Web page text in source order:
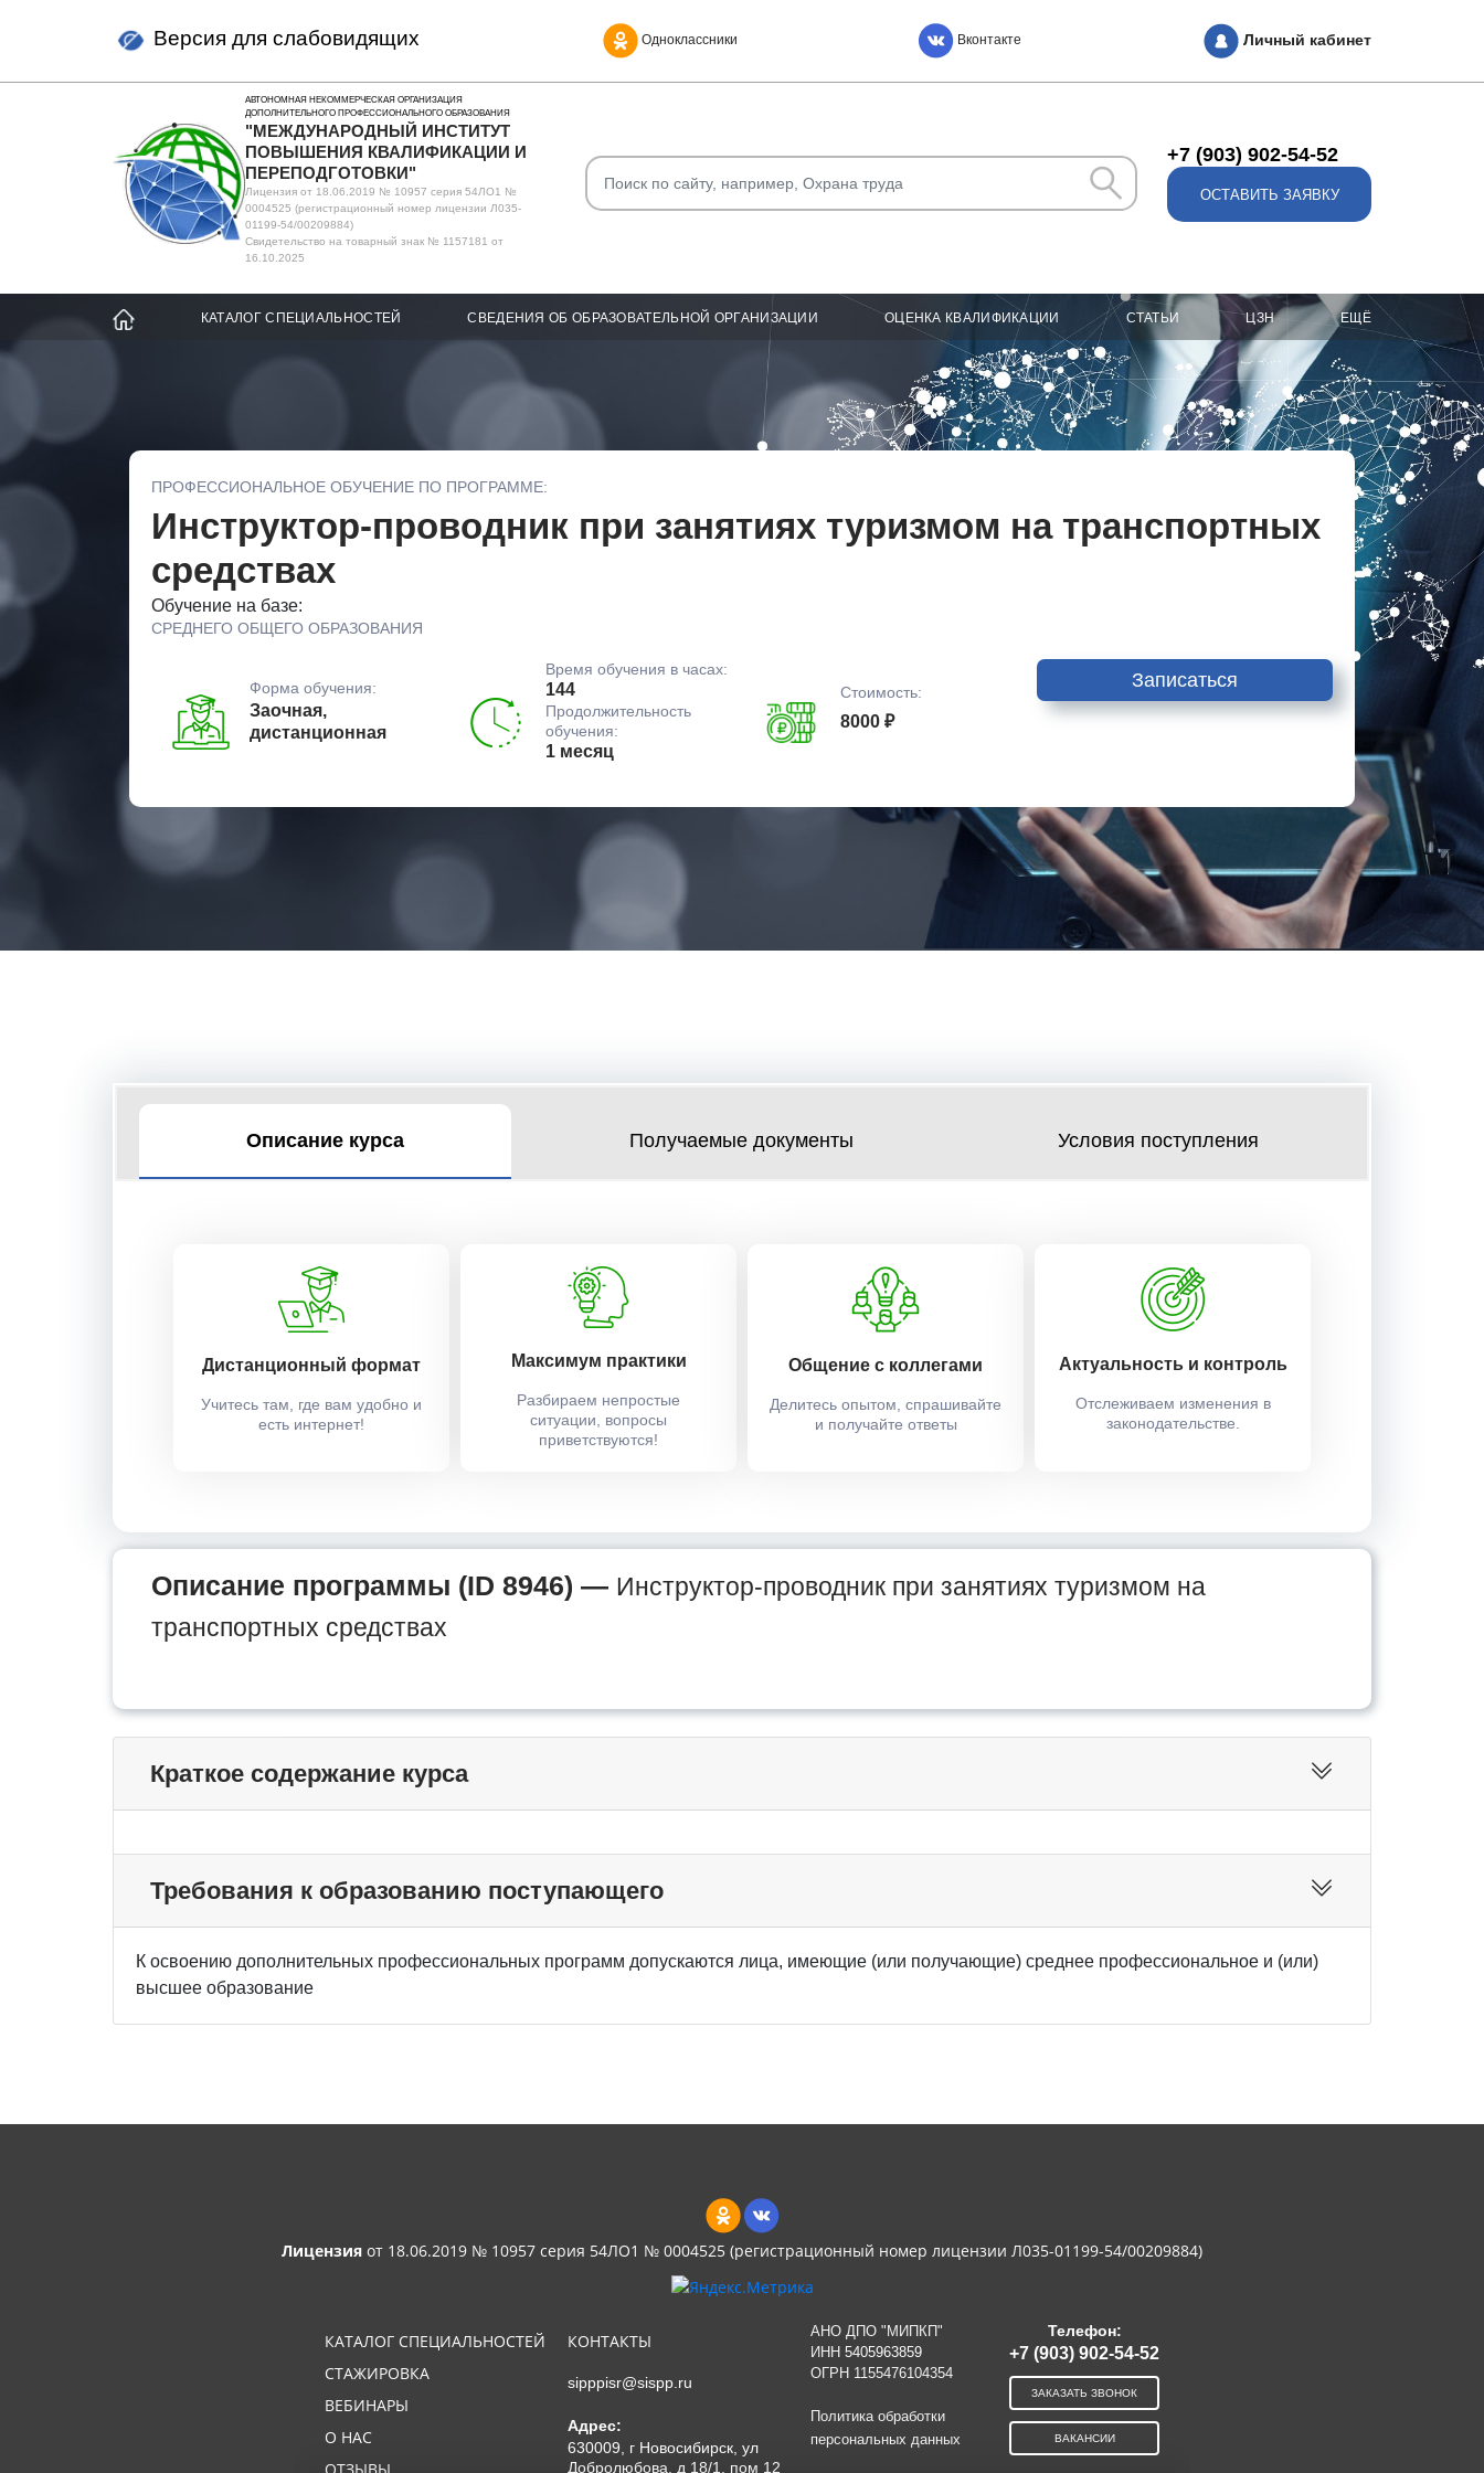
Версия для слабовидящих Одноклассники Вконтакте Личный кабинет
АВТОНОМНАЯ НЕКОММЕРЧЕСКАЯ ОРГАНИЗАЦИЯ
ДОПОЛНИТЕЛЬНОГО ПРОФЕССИОНАЛЬНОГО ОБРАЗОВАНИЯ
"МЕЖДУНАРОДНЫЙ ИНСТИТУТ
ПОВЫШЕНИЯ КВАЛИФИКАЦИИ И
ПЕРЕПОДГОТОВКИ"
Лицензия от 18.06.2019 № 10957 серия 54ЛО1 №
0004525 (регистрационный номер лицензии Л035-
01199-54/00209884)
Свидетельство на товарный знак № 1157181 от
16.10.2025
+7 (903) 902-54-52
ОСТАВИТЬ ЗАЯВКУ
КАТАЛОГ СПЕЦИАЛЬНОСТЕЙ СВЕДЕНИЯ ОБ ОБРАЗОВАТЕЛЬНОЙ ОРГАНИЗАЦИИ ОЦЕНКА КВАЛИФИКАЦИИ СТАТЬИ ЦЗН ЕЩЁ
ПРОФЕССИОНАЛЬНОЕ ОБУЧЕНИЕ ПО ПРОГРАММЕ:
Инструктор-проводник при занятиях туризмом на транспортных
средствах
Обучение на базе:
СРЕДНЕГО ОБЩЕГО ОБРАЗОВАНИЯ
Форма обучения:
Заочная,
дистанционная
Время обучения в часах:
144
Продолжительность
обучения:
1 месяц
Стоимость:
8000 ₽
Записаться
Описание курса Получаемые документы Условия поступления
Дистанционный формат
Учитесь там, где вам удобно и
есть интернет!
Максимум практики
Разбираем непростые
ситуации, вопросы
приветствуются!
Общение с коллегами
Делитесь опытом, спрашивайте
и получайте ответы
Актуальность и контроль
Отслеживаем изменения в
законодательстве.
Описание программы (ID 8946) — Инструктор-проводник при занятиях туризмом на
транспортных средствах
Краткое содержание курса
Требования к образованию поступающего
К освоению дополнительных профессиональных программ допускаются лица, имеющие (или получающие) среднее профессиональное и (или)
высшее образование
Лицензия от 18.06.2019 № 10957 серия 54ЛО1 № 0004525 (регистрационный номер лицензии Л035-01199-54/00209884)
КАТАЛОГ СПЕЦИАЛЬНОСТЕЙ
СТАЖИРОВКА
ВЕБИНАРЫ
О НАС
КОНТАКТЫ
sipppisr@sispp.ru
Адрес:
630009, г Новосибирск, ул
Добролюбова, д 18/1, пом 12
АНО ДПО "МИПКП"
ИНН 5405963859
ОГРН 1155476104354
Политика обработки
персональных данных
Телефон:
+7 (903) 902-54-52
ЗАКАЗАТЬ ЗВОНОК
ВАКАНСИИ